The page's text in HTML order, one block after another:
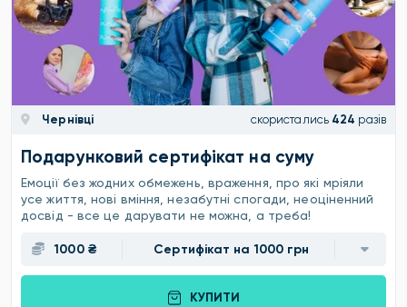
Чернівці скористались 424 разів
Подарунковий сертифікат на суму
Емоції без жодних обмежень, враження, про які мріяли
усе життя, нові вміння, незабутні спогади, неоціненний
досвід - все це дарувати не можна, а треба!
1000 ₴ Сертифікат на 1000 грн
КУПИТИ